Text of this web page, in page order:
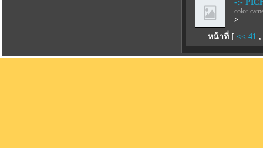
-:-
color
>
หน้าที่ [ << 41 ,